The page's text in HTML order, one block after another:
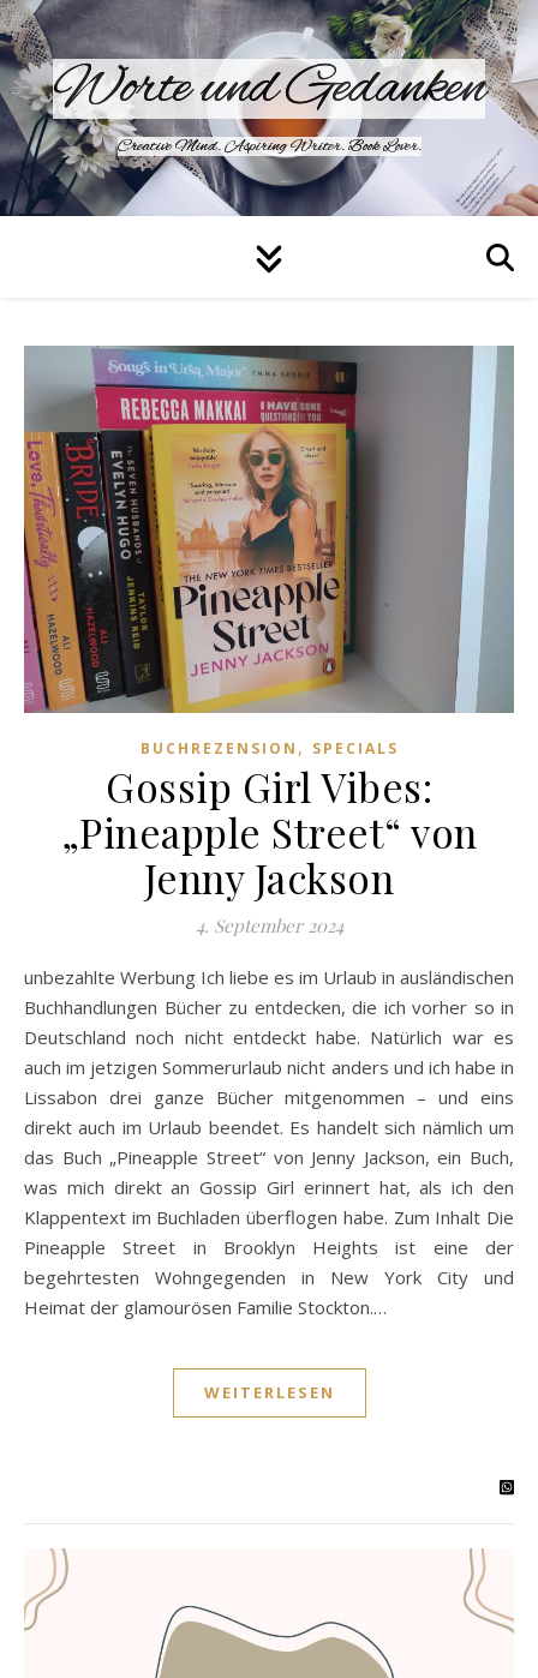
Worte und Gedanken
Creative Mind. Aspiring Writer. Book Lover.
BUCHREZENSION , SPECIALS
Gossip Girl Vibes:
„Pineapple Street“ von
Jenny Jackson
4. September 2024
unbezahlte Werbung Ich liebe es im Urlaub in ausländischen
Buchhandlungen Bücher zu entdecken, die ich vorher so in
Deutschland noch nicht entdeckt habe. Natürlich war es
auch im jetzigen Sommerurlaub nicht anders und ich habe in
Lissabon drei ganze Bücher mitgenommen – und eins
direkt auch im Urlaub beendet. Es handelt sich nämlich um
das Buch „Pineapple Street“ von Jenny Jackson, ein Buch,
was mich direkt an Gossip Girl erinnert hat, als ich den
Klappentext im Buchladen überflogen habe. Zum Inhalt Die
Pineapple Street in Brooklyn Heights ist eine der
begehrtesten Wohngegenden in New York City und
Heimat der glamourösen Familie Stockton.…
WEITERLESEN